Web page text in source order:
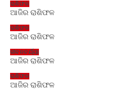
ରାଶିଫଳ
ଆଜିର ରାଶିଫଳ
ରାଶିଫଳ
ଆଜିର ରାଶିଫଳ
ଜୀବନଚର୍ଯ୍ୟା
ଆଜିର ରାଶିଫଳ
ରାଶିଫଳ
ଆଜିର ରାଶିଫଳ